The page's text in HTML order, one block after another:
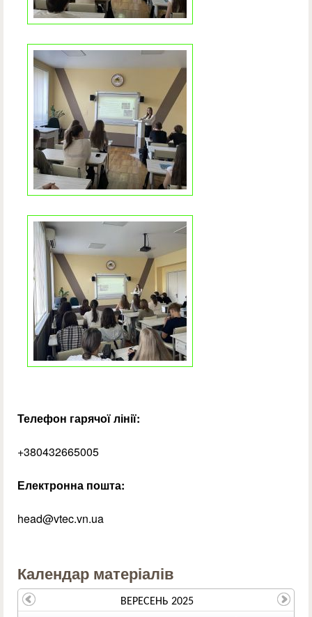
Телефон гарячої лінії:
+380432665005
Електронна пошта:
head@vtec.vn.ua
Календар матеріалів
ВЕРЕСЕНЬ 2025